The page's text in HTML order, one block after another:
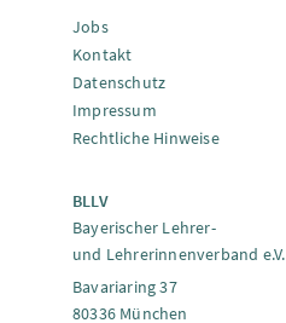
Jobs
Kontakt
Datenschutz
Impressum
Rechtliche Hinweise
BLLV
Bayerischer Lehrer-
und Lehrerinnenverband e.V.
Bavariaring 37
80336 München